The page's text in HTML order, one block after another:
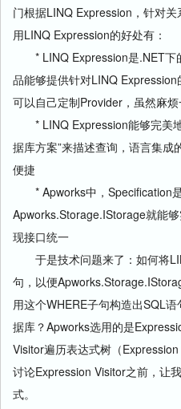
门根据LINQ Expression，针对
用LINQ Expression的好处有：
* LINQ Expression是.NET下
品能够提供针对LINQ
可以自己定制Provider，虽然麻
* LINQ Expression能够完美
据库方案”来描述查询，语言集成
便捷
* Apworks中，Specification是
Apworks.Storage.IStorage就能
现接口统一
于是技术问题来了：如何将
句，以便
用这个WHERE子句构造出SQL
据库？Apworks选用的是
Visitor遍历表达式树（
讨论Expression Visitor之前，让
式。